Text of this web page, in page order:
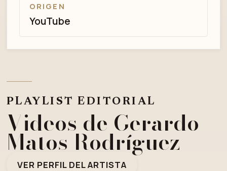
ORIGEN
YouTube
PLAYLIST EDITORIAL
Videos de Gerardo
Matos Rodríguez
VER PERFIL DEL ARTISTA